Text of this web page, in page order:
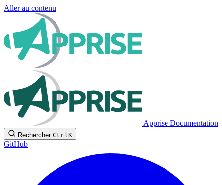
Aller au contenu
Apprise Documentation
Rechercher CtrlK
GitHub